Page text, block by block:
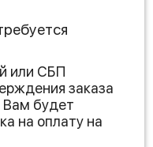
или СБП
заказа
будет
на оплату на